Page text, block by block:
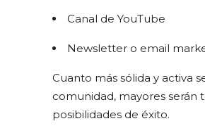
Canal de YouTube
Newsletter o email
Cuanto más sólida y activa
comunidad, mayores serán
posibilidades de éxito.